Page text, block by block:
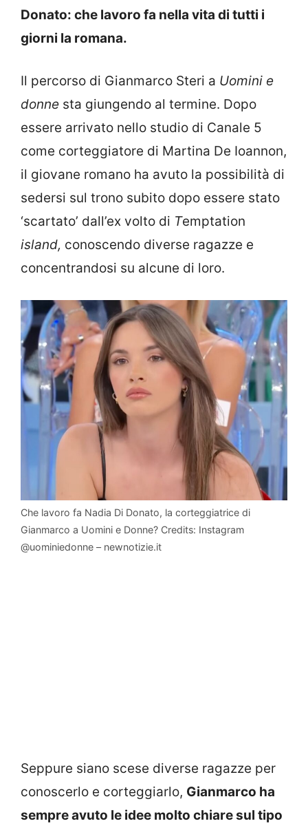
Donato: che lavoro fa nella vita di tutti i
giorni la romana.
Il percorso di Gianmarco Steri a Uomini e
donne sta giungendo al termine. Dopo
essere arrivato nello studio di Canale 5
come corteggiatore di Martina De Ioannon,
il giovane romano ha avuto la possibilità di
sedersi sul trono subito dopo essere stato
‘scartato’ dall’ex volto di Temptation
island, conoscendo diverse ragazze e
concentrandosi su alcune di loro.
Che lavoro fa Nadia Di Donato, la corteggiatrice di
Gianmarco a Uomini e Donne? Credits: Instagram
@uominiedonne – newnotizie.it
Seppure siano scese diverse ragazze per
conoscerlo e corteggiarlo, Gianmarco ha
sempre avuto le idee molto chiare sul tipo